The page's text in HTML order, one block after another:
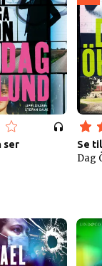
ser Se
Dag